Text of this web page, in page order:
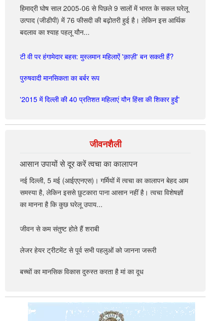
योजना जैसी योजनाओं में उपलब्ध धन का उपयोग करते हुए संपन्न किया
उल्लेखनीय है कि देश में महाराष्ट्र एवं ओडिशा के अलावा आंध्र प्रदेश,
तेलंगाना, राजस्थान, झारखंड, छत्तीसगढ़, उत्तर प्रदेश और मध्य प्रदेश में सूखे
जैसे हालात हैं और गंभीर जल संकट है।
गांधी ने कहा, "कांग्रेस-द्रमुक की सरकार राज्य में शराब बंद करेगी। उन्होंने
राज्य के थेनी जिले की नौवीं कक्षा में पढ़ने वाली सत्या की कहानी कही जो शराब
की वजह से अपने पिता को खो चुकी है।"
उसकी मां भी उसके कुछ ही दिनों बाद चल बसी। अब सत्या अनाथ है।
राहुल गांधी ने कहा कि उस लड़की का नाम सत्या है और जिसका अर्थ सत्य है।
तमिलनाडु का सत्य यही है।
--आईएएनएस
हिमाद्री घोष साल 2005-06 से पिछले 9 सालों में भारत के सकल घरेलू
उत्पाद (जीडीपी) में 76 फीसदी की बढ़ोतरी हुई है। लेकिन इस आर्थिक
बदलाव का श्याह पहलू यौन...
टी वी पर हंगामेदार बहस: मुस्लमान महिलाऐं 'क़ाज़ी' बन सकती हैं?
पुरुषवादी मानसिकता का बर्बर रूप
'2015 में दिल्ली की 40 प्रतिशत महिलाएं यौन हिंसा की शिकार हुईं'
जीवनशैली
आसान उपायों से दूर करें त्वचा का कालापन
नई दिल्ली, 5 मई (आईएएनएस)। गर्मियों में त्वचा का कालापन बेहद आम
समस्या है, लेकिन इससे छुटकारा पाना आसान नहीं है। त्वचा विशेषज्ञों
का मानना है कि कुछ घरेलू उपाय...
जीवन से कम संतुष्ट होते हैं शराबी
लेजर हेयर ट्रीटमेंट से पूर्व सभी पहलुओं को जानना जरूरी
बच्चों का मानसिक विकास दुरुस्त करता है मां का दूध